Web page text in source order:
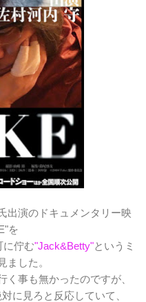
出演のドキュメンタリー映
を
に佇む"Jack&Betty"というミ
ました。
事も無かったのですが、
に見ろと反応していて、